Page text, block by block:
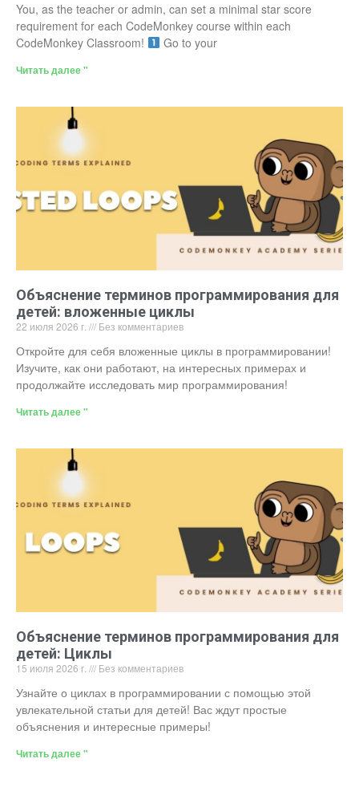
You, as the teacher or admin, can set a minimal star score
requirement for each CodeMonkey course within each
CodeMonkey Classroom!
Go to your
Читать далее "
Объяснение терминов программирования для
детей: вложенные циклы
22 июля 2026 г. Без комментариев
Откройте для себя вложенные циклы в программировании!
Изучите, как они работают, на интересных примерах и
продолжайте исследовать мир программирования!
Читать далее "
Объяснение терминов программирования для
детей: Циклы
15 июля 2026 г. Без комментариев
Узнайте о циклах в программировании с помощью этой
увлекательной статьи для детей! Вас ждут простые
объяснения и интересные примеры!
Читать далее "